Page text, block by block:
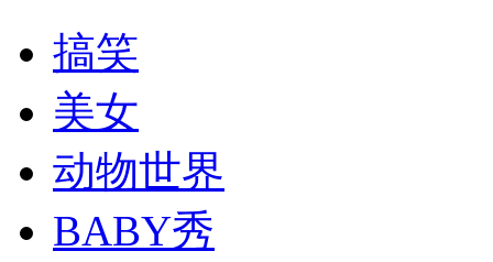
搞笑
美女
动物世界
BABY秀